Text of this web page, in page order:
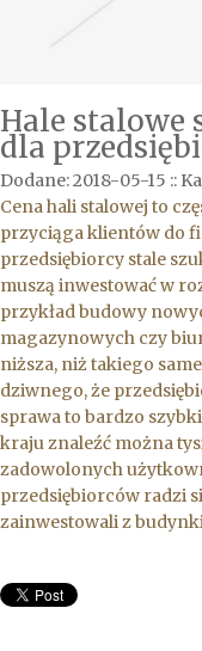
Hale stalowe
dla
Dodane: 2018-05-15 ::
Cena hali stalowej to
przyciąga klientów do
przedsiębiorcy stale
muszą inwestować w
przykład budowy
magazynowych czy
niższa, niż takiego
dziwnego, że
sprawa to bardzo
kraju znaleźć można
zadowolonych
przedsiębiorców radzi
zainwestowali z